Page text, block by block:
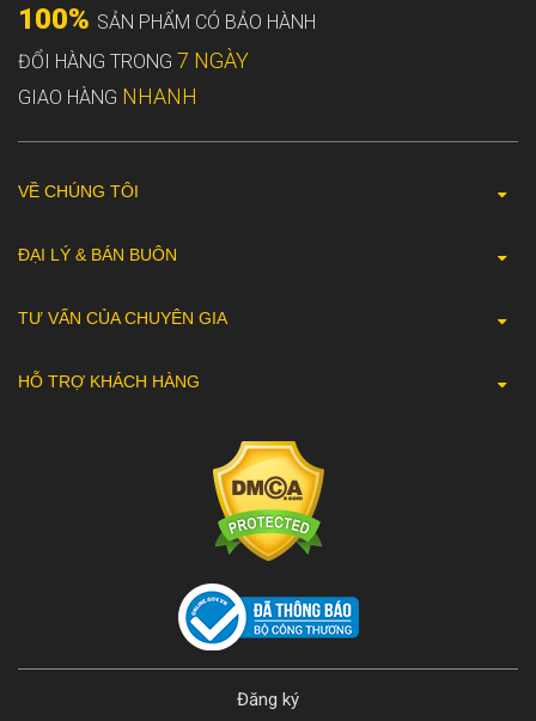
100% SẢN PHẨM CÓ BẢO HÀNH
ĐỔI HÀNG TRONG 7 NGÀY
GIAO HÀNG NHANH
VỀ CHÚNG TÔI
ĐẠI LÝ & BÁN BUÔN
TƯ VẤN CỦA CHUYÊN GIA
HỖ TRỢ KHÁCH HÀNG
Đăng ký